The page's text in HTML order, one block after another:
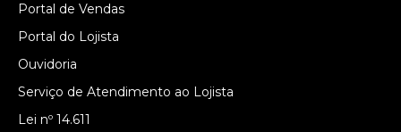
Portal de Vendas
Portal do Lojista
Ouvidoria
Serviço de Atendimento ao Lojista
Lei nº 14.611